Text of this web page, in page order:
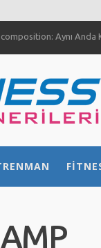
Aynı Anda
Egzersiz Daha Fazla
(Clean Bulk) Nedir?
dönemi kas ve
Kadar Kas